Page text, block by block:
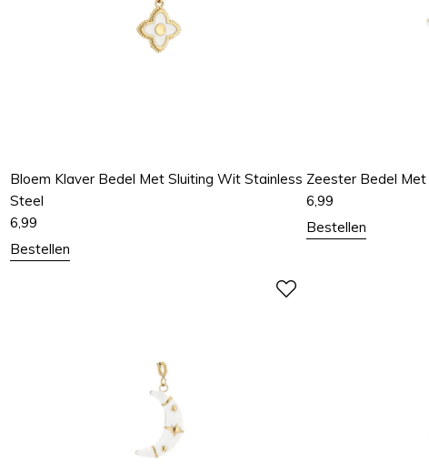
Bloem Klaver Bedel Met Sluiting Wit Stainless
Steel
6,99
Bestellen
Zeester Bedel
6,99
Bestellen